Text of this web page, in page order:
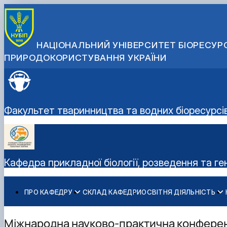
НАЦІОНАЛЬНИЙ УНІВЕРСИТЕТ
ПРИРОДОКОРИСТУВАННЯ УКРАЇНИ
Факультет тваринництва та водних
Кафедра прикладної біології, розведення та
ПРО КАФЕДРУ
Історія кафедри
СКЛАД КАФЕДРИОСВІТНЯ ДІЯЛЬНІСТЬ
Навчальні лабораторії
Наукова робота
Міжнародна науково-практична